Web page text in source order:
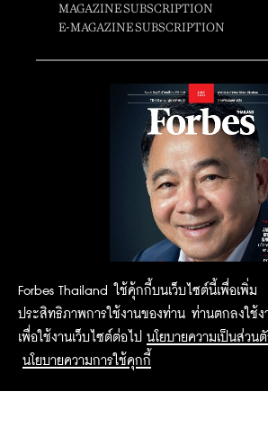
Forbes Thailand ใช้คุ้กกี้บนเว็บไซต์นี้เพื่อเพิ่ม
ประสิทธิภาพการใช้งานของท่าน ท่านตกลงใช้ง
เพื่อใช้งานเว็บไซต์ต่อไป นโยบายความเป็นส่วน
นโยบายความการใช้คุกกี้
MAGAZINE SUBSCRIPTION
E-MAGAZINE SUBSCRIPTION
2015 Forbesthailand.com ALL